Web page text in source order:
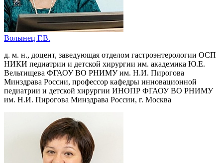
Волынец Г.В.
д. м. н., доцент, заведующая отделом гастроэнтерологии ОСП
НИКИ педиатрии и детской хирургии им. академика Ю.Е.
Вельтищева ФГАОУ ВО РНИМУ им. Н.И. Пирогова
Минздрава России, профессор кафедры инновационной
педиатрии и детской хирургии ИНОПР ФГАОУ ВО РНИМУ
им. Н.И. Пирогова Минздрава России, г. Москва